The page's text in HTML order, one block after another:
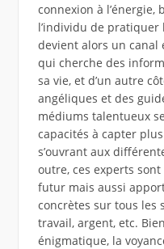
connexion à
l’individu de pratiquer
devient alors un canal
qui cherche des
sa vie, et d’un autre
angéliques et des
médiums talentueux
capacités à capter plus
s’ouvrant aux
outre, ces experts
futur mais aussi
concrètes sur tous les
travail, argent, etc.
énigmatique, la